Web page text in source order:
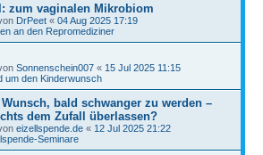
zum vaginalen Mikrobiom
DrPeet « 04 Aug 2025 17:19
an den Repromediziner
Sonnenschein007 « 15 Jul 2025 11:15
um den Kinderwunsch
Wunsch, bald schwanger zu werden –
dem Zufall überlassen?
eizellspende.de « 12 Jul 2025 21:22
Seminare